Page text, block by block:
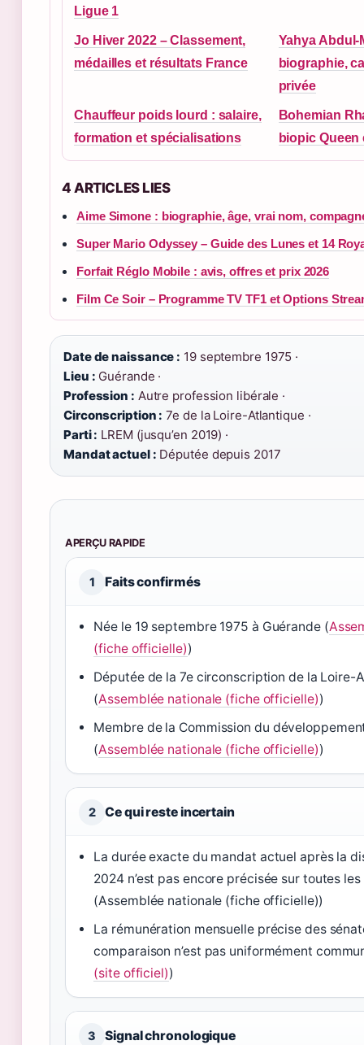
Ligue 1
Jo Hiver 2022 – Classement,
médailles et résultats France
Yahya Abdul-
biographie,
privée
Chauffeur poids lourd : salaire,
formation et spécialisations
Bohemian
biopic Queen
4 ARTICLES LIES
Aime Simone : biographie, âge, vrai nom,
Super Mario Odyssey – Guide des Lunes et 14
Forfait Réglo Mobile : avis, offres et prix 2026
Film Ce Soir – Programme TV TF1 et Options
Date de naissance : 19 septembre 1975 ·
Lieu : Guérande ·
Profession : Autre profession libérale ·
Circonscription : 7e de la Loire-Atlantique ·
Parti : LREM (jusqu’en 2019) ·
Mandat actuel : Députée depuis 2017
APERÇU RAPIDE
1 Faits confirmés
Née le 19 septembre 1975 à Guérande (
(fiche officielle))
Députée de la 7e circonscription de la Loire-
(Assemblée nationale (fiche officielle))
Membre de la Commission du
(Assemblée nationale (fiche officielle))
2 Ce qui reste incertain
La durée exacte du mandat actuel après la
2024 n’est pas encore précisée sur toutes
(Assemblée nationale (fiche officielle))
La rémunération mensuelle précise des
comparaison n’est pas uniformément
(site officiel))
3 Signal chronologique